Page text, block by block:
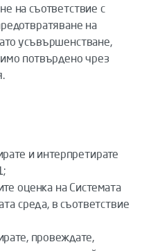
на съответствие с
на
усъвършенстване,
потвърдено чрез
и интерпретирате
оценка на Системата
среда, в съответствие
провеждате,